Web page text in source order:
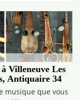
Villeneuve Les
Antiquaire 34
musique que vous